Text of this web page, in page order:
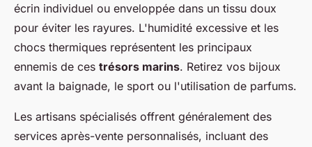
écrin individuel ou enveloppée dans un tissu doux
pour éviter les rayures. L'humidité excessive et les
chocs thermiques représentent les principaux
ennemis de ces trésors marins. Retirez vos bijoux
avant la baignade, le sport ou l'utilisation de parfums.
Les artisans spécialisés offrent généralement des
services après-vente personnalisés, incluant des